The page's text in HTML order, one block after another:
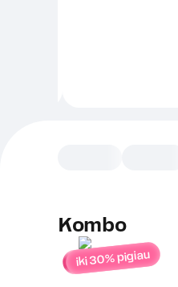
Kombo
iki 30% pigiau